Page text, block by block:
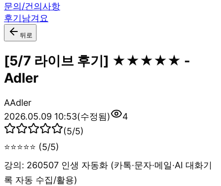
문의/건의사항
후기남겨요
뒤로
[5/7 라이브 후기] ★★★★★ -
Adler
AAdler
2026.05.09 10:53(수정됨)
4
(5/5)
⭐⭐⭐⭐⭐ (5/5)
강의: 260507 인생 자동화 (카톡·문자·메일·AI 대화기
록 자동 수집/활용)